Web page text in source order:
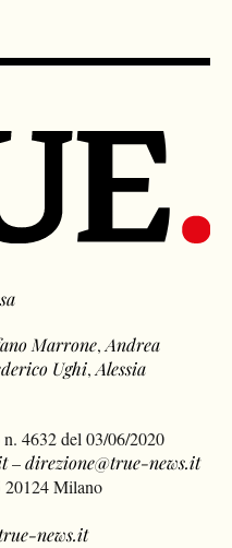
Marrone,Andrea
Ughi,Alessia
4632 del 03/06/2020
–direzione@true-news.it
20124 Milano
news.it